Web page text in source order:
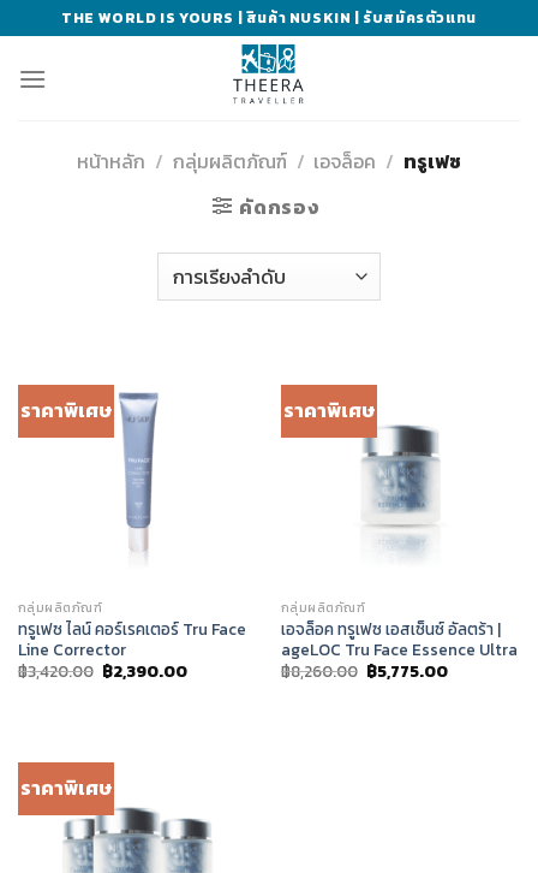
to
content
THE WORLD IS YOURS | สินค้า NUSKIN | รับสมัครตัวแทน
หน้าหลัก / กลุ่มผลิตภัณฑ์ / เอจล็อค / ทรูเฟซ
คัดกรอง
ราคาพิเศษ
กลุ่มผลิตภัณฑ์
ทรูเฟซ ไลน์ คอร์เรคเตอร์ Tru Face
Line Corrector
฿3,420.00 Original
price
฿2,390.00Current
ราคาพิเศษ
กลุ่มผลิตภัณฑ์
เอจล็อค ทรูเฟซ เอสเซ็นซ์ อัลตร้า |
ageLOC Tru Face Essence Ultra
฿8,260.00 Original
price
฿5,775.00Current
ราคาพิเศษ